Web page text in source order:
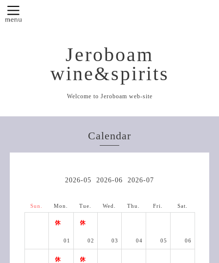
Jeroboam
wine&spirits
Welcome to Jeroboam web-site
Calendar
2026-05 2026-06 2026-07
Sun. Mon. Tue. Wed. Thu. Fri. Sat.
01 02 03 04 05 06